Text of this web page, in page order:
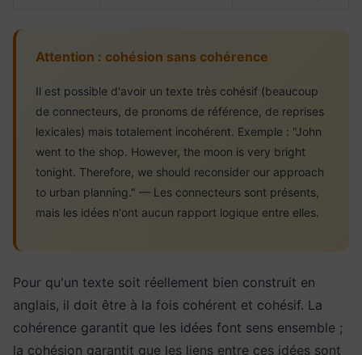
Attention : cohésion sans cohérence
Il est possible d'avoir un texte très cohésif (beaucoup
de connecteurs, de pronoms de référence, de reprises
lexicales) mais totalement incohérent. Exemple : "John
went to the shop. However, the moon is very bright
tonight. Therefore, we should reconsider our approach
to urban planning." — Les connecteurs sont présents,
mais les idées n'ont aucun rapport logique entre elles.
Pour qu'un texte soit réellement bien construit en
anglais, il doit être à la fois cohérent et cohésif. La
cohérence garantit que les idées font sens ensemble ;
la cohésion garantit que les liens entre ces idées sont